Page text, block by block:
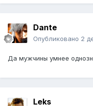
Dante
Опубликовано 2
Да мужчины умнее
Leks